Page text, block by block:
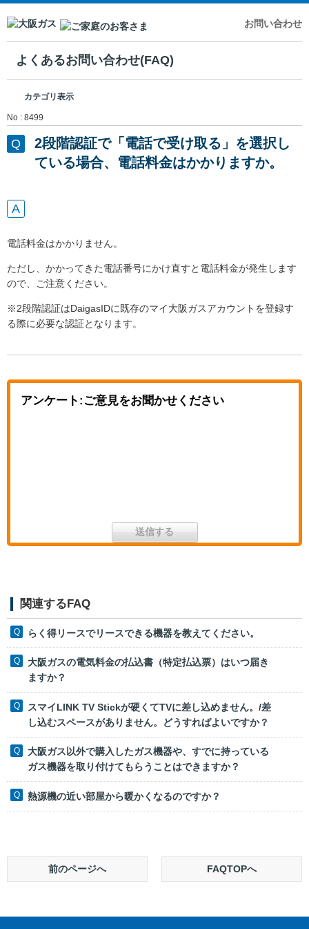
お問い合わせ
よくあるお問い合わせ(FAQ)
カテゴリ表示
No : 8499
2段階認証で「電話で受け取る」を選択し
ている場合、電話料金はかかりますか。
電話料金はかかりません。
ただし、かかってきた電話番号にかけ直すと電話料金が発生します
ので、ご注意ください。
※2段階認証はDaigasIDに既存のマイ大阪ガスアカウントを登録す
る際に必要な認証となります。
アンケート:ご意見をお聞かせください
関連するFAQ
らく得リースでリースできる機器を教えてください。
大阪ガスの電気料金の払込書（特定払込票）はいつ届き
ますか？
スマイLINK TV Stickが硬くてTVに差し込めません。/差
し込むスペースがありません。どうすればよいですか？
大阪ガス以外で購入したガス機器や、すでに持っている
ガス機器を取り付けてもらうことはできますか？
熱源機の近い部屋から暖かくなるのですか？
前のページへ FAQTOPへ